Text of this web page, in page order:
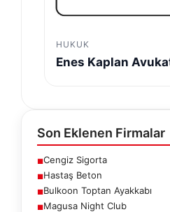
HUKUK
Enes Kaplan
Son Eklenen Firmalar
■Cengiz Sigorta
■Hastaş Beton
■Bulkoon Toptan Ayakkabı
■Magusa Night Club